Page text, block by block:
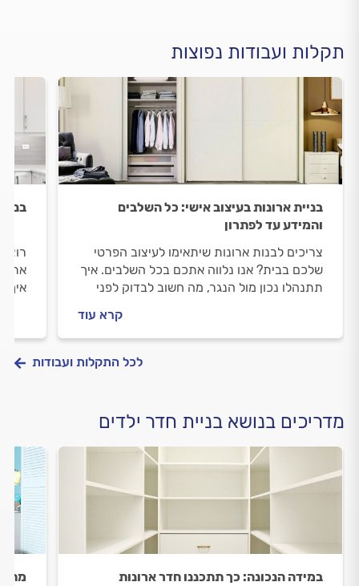
תקלות ועבודות נפוצות
בניית ארונות בעיצוב אישי: כל השלבים
והמידע עד לפתרון
צריכים לבנות ארונות שיתאימו לעיצוב הפרטי
שלכם בבית? אנו נלווה אתכם בכל השלבים. איך
תתנהלו נכון מול הנגר, מה חשוב לבדוק לפני
קרא עוד
איך
לכל התקלות ועבודות
מדריכים בנושא בניית חדר ילדים
במידה הנכונה: כך תתכננו חדר ארונות